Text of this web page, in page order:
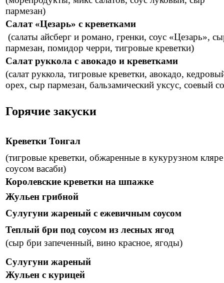
пармезан)
Салат «Цезарь» с креветками
(салаты айсберг и романо, гренки, соус «Цезарь»,
пармезан, помидор черри, тигровые креветки)
Салат руккола с авокадо и креветками
(салат руккола, тигровые креветки, авокадо,
орех, сыр пармезан, бальзамический уксус, соевый
Горячие закуски
Креветки Тонгал
(тигровые креветки, обжаренные в кукурузном
соусом васаби)
Королевские креветки на шпажке
Жульен грибной
Сулугуни жареный с ежевичным соусом
Теплый бри под соусом из лесных ягод
(сыр бри запеченный, вино красное, ягоды)
Сулугуни жареный
Жульен с курицей